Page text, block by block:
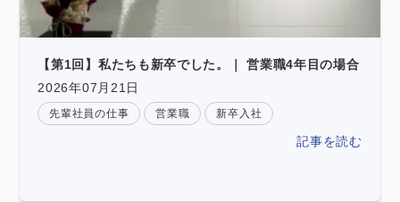
【第1回】私たちも新卒でした。｜ 営業職4年目の場合
2026年07月21日
先輩社員の仕事 営業職 新卒入社
記事を読む